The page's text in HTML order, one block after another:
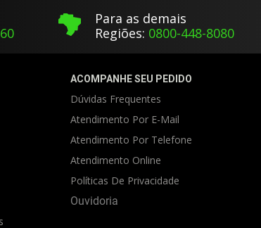
Para as demais
Regiões: 0800-448-8080
ACOMPANHE SEU PEDIDO
Dúvidas Frequentes
Atendimento Por E-Mail
Atendimento Por Telefone
Atendimento Online
Políticas De Privacidade
Ouvidoria